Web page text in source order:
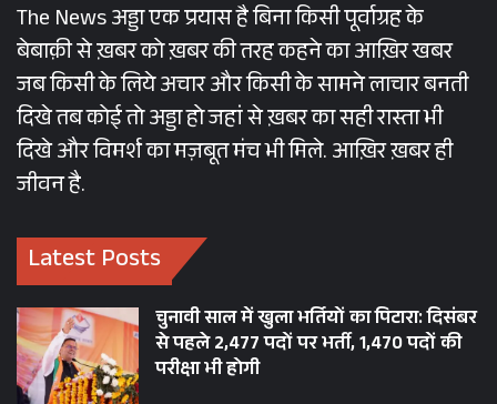
The News अड्डा एक प्रयास है बिना किसी पूर्वाग्रह के
बेबाक़ी से ख़बर को ख़बर की तरह कहने का आख़िर खबर
जब किसी के लिये अचार और किसी के सामने लाचार बनती
दिखे तब कोई तो अड्डा हो जहां से ख़बर का सही रास्ता भी
दिखे और विमर्श का मज़बूत मंच भी मिले. आख़िर ख़बर ही
जीवन है.
Latest Posts
चुनावी साल में खुला भर्तियों का पिटारा: दिसंबर
से पहले 2,477 पदों पर भर्ती, 1,470 पदों की
परीक्षा भी होगी